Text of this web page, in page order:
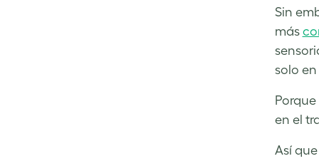
Sin
más
solo
en el
Así